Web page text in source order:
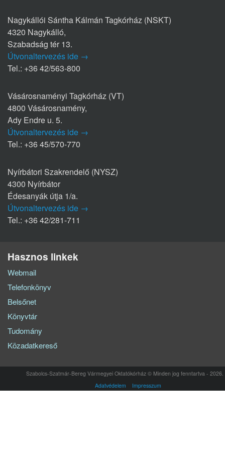
Nagykállói Sántha Kálmán Tagkórház (NSKT)
4320 Nagykálló,
Szabadság tér 13.
Útvonaltervezés ide →
Tel.: +36 42/563-800
Vásárosnaményi Tagkórház (VT)
4800 Vásárosnamény,
Ady Endre u. 5.
Útvonaltervezés ide →
Tel.: +36 45/570-770
Nyírbátori Szakrendelő (NYSZ)
4300 Nyírbátor
Édesanyák útja 1/a.
Útvonaltervezés ide →
Tel.: +36 42/281-711
Hasznos linkek
Webmail
Telefonkönyv
Belsőnet
Könyvtár
Tudomány
Közadatkereső
Szabolcs-Szatmár-Bereg Vármegyei Oktatókórház © Minden jog fenntartva - 2026.
Adatvédelem
Impresszum